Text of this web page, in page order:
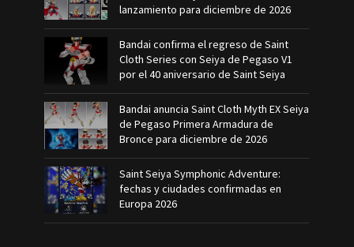
lanzamiento para diciembre de 2026
Bandai confirma el regreso de Saint
Cloth Series con Seiya de Pegaso V1
por el 40 aniversario de Saint Seiya
Bandai anuncia Saint Cloth Myth EX Seiya
de Pegaso Primera Armadura de
Bronce para diciembre de 2026
Saint Seiya Symphonic Adventure:
fechas y ciudades confirmadas en
Europa 2026